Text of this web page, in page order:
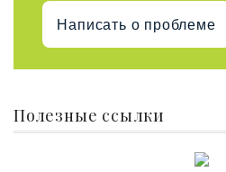
Написать о проблеме
Полезные ссылки